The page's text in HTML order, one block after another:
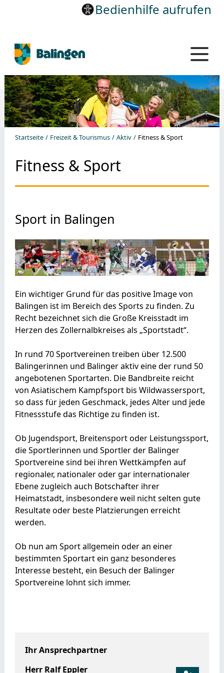
Bedienhilfe aufrufen
Startseite Freizeit & Tourismus Aktiv Fitness & Sport
Ihr Ansprechpartner
Herr RalfEppler
Fitness & Sport
Sport in Balingen
Ein wichtiger Grund für das positive Image von
Balingen ist im Bereich des Sports zu finden. Zu
Recht bezeichnet sich die Große Kreisstadt im
Herzen des Zollernalbkreises als „Sportstadt“.
In rund 70 Sportvereinen treiben über 12.500
Balingerinnen und Balinger aktiv eine der rund 50
angebotenen Sportarten. Die Bandbreite reicht
von Asiatischem Kampfsport bis Wildwassersport,
so dass für jeden Geschmack, jedes Alter und jede
Fitnessstufe das Richtige zu finden ist.
Ob Jugendsport, Breitensport oder Leistungssport,
die Sportlerinnen und Sportler der Balinger
Sportvereine sind bei ihren Wettkämpfen auf
regionaler, nationaler oder gar internationaler
Ebene zugleich auch Botschafter ihrer
Heimatstadt, insbesondere weil nicht selten gute
Resultate oder beste Platzierungen erreicht
werden.
Ob nun am Sport allgemein oder an einer
bestimmten Sportart ein ganz besonderes
Interesse besteht, ein Besuch der Balinger
Sportvereine lohnt sich immer.